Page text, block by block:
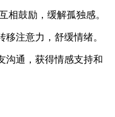
相鼓励，缓解孤独感。
注意力，舒缓情绪。
沟通，获得情感支持和